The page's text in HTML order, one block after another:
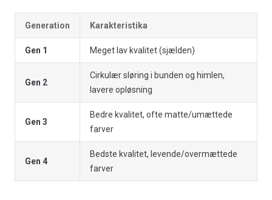
Generation Karakteristika
Gen 1 Meget lav kvalitet (sjælden)
Gen 2
Cirkulær sløring i bunden og himlen,
lavere opløsning
Gen 3
Bedre kvalitet, ofte matte/umættede
farver
Gen 4
Bedste kvalitet, levende/overmættede
farver